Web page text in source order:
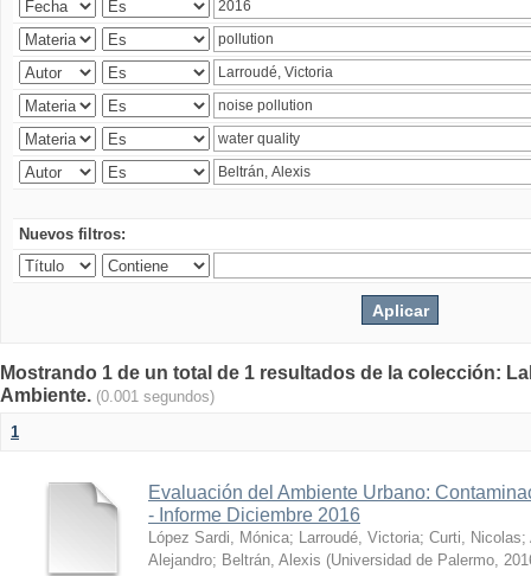
Nuevos filtros:
Mostrando 1 de un total de 1 resultados de la colección:
Ambiente. (0.001 segundos)
1
Evaluación del Ambiente Urbano:
- Informe Diciembre 2016
López Sardi, Mónica; Larroudé, Victoria; Curti, Nicolas;
Alejandro; Beltrán, Alexis (Universidad de Palermo,